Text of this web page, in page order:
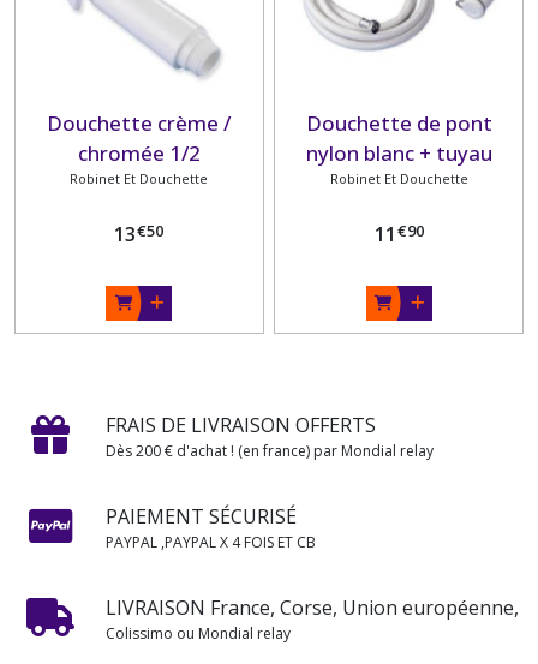
Douchette crème /
chromée 1/2
Robinet Et Douchette
13€50
Douchette de pont
nylon blanc + tuyau
2.50m
Robinet Et Douchette
11 €90
FRAIS DE LIVRAISON OFFERTS
Dès 200 € d'achat ! (en france) par Mondial relay
PAIEMENT SÉCURISÉ
PAYPAL ,PAYPAL X 4 FOIS ET CB
LIVRAISON France, Corse, Union européenne,
Colissimo ou Mondial relay